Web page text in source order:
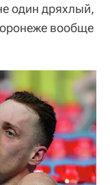
один дряхлый,
вообще